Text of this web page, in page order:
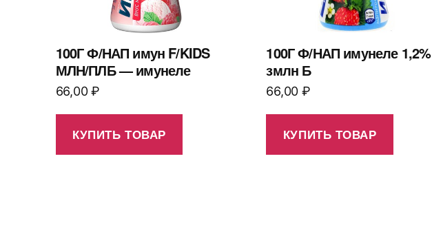
100Г Ф/НАП имун F/KIDS
МЛН/ПЛБ — имунеле
66,00₽
КУПИТЬ ТОВАР
100Г Ф/НАП имунеле 1,2%
змлн Б
66,00 ₽
КУПИТЬ ТОВАР